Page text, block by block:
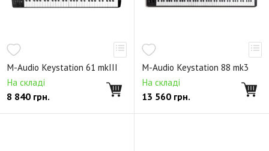
M-Audio Keystation 61 mkIII
На складі
8 840 грн.
M-Audio Keystation 88 mk3
На складі
13 560 грн.